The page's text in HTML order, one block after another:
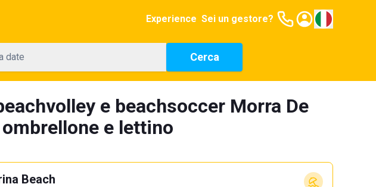
Experience Sei un gestore?
date Cerca
e beachsoccer Morra De
e lettino
Beach